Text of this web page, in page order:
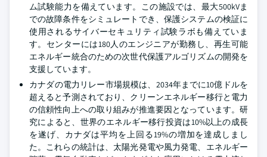
ム試験能力を備えています。この施設では、最大500kVま
での故障条件をシミュレートでき、保護システムの検証に
使用されるサイバーセキュリティ試験ラボも備えていま
す。センターには180人のエンジニアが勤務し、再生可能
エネルギー統合のための次世代保護アルゴリズムの開発を
支援しています。
カナダの電力リレー市場規模は、2034年までに10億ドルを
超えると予測されており、クリーンエネルギー移行と電力
の信頼性向上への取り組みが推進要因となっています。研
究によると、世界のエネルギー移行投資は10%以上の成長
を遂げ、カナダは平均を上回る19%の増加を達成しまし
た。これらの統計は、太陽光発電や風力発電、エネルギー